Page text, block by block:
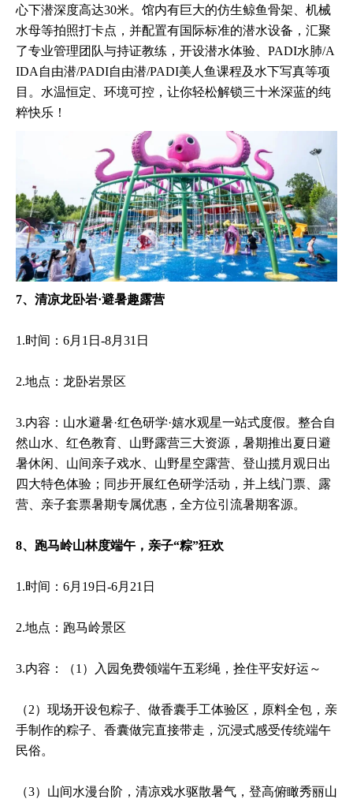
心下潜深度高达30米。馆内有巨大的仿生鲸鱼骨架、机械
水母等拍照打卡点，并配置有国际标准的潜水设备，汇聚
了专业管理团队与持证教练，开设潜水体验、PADI水肺/A
IDA自由潜/PADI自由潜/PADI美人鱼课程及水下写真等项
目。水温恒定、环境可控，让你轻松解锁三十米深蓝的纯
粹快乐！
7、清凉龙卧岩·避暑趣露营
1.时间：6月1日-8月31日
2.地点：龙卧岩景区
3.内容：山水避暑·红色研学·嬉水观星一站式度假。整合自
然山水、红色教育、山野露营三大资源，暑期推出夏日避
暑休闲、山间亲子戏水、山野星空露营、登山揽月观日出
四大特色体验；同步开展红色研学活动，并上线门票、露
营、亲子套票暑期专属优惠，全方位引流暑期客源。
8、跑马岭山林度端午，亲子“粽”狂欢
1.时间：6月19日-6月21日
2.地点：跑马岭景区
3.内容：（1）入园免费领端午五彩绳，拴住平安好运～
（2）现场开设包粽子、做香囊手工体验区，原料全包，亲
手制作的粽子、香囊做完直接带走，沉浸式感受传统端午
民俗。
（3）山间水漫台阶，清凉戏水驱散暑气，登高俯瞰秀丽山